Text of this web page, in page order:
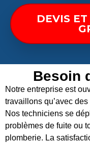
DEVIS
Besoin
Notre entreprise est
travaillons qu’avec
Nos techniciens se
problèmes de fuite ou
plomberie. La